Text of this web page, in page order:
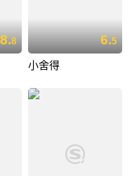
8.8 6.5
小舍得